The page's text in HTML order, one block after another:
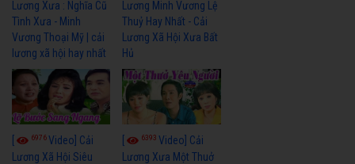
Lương Xưa : Nghĩa Cũ
Tình Xưa - Minh
Vương Thoại Mỹ | cải
lương xã hội hay nhất
Lương Minh Vương Lệ
Thuỷ Hay Nhất - Cải
Lương Xã Hội Xưa Bất
Hủ
6976Video] Cải
Lương Xã Hội Siêu
6393Video] Cải
Lương Xưa Một Thuở